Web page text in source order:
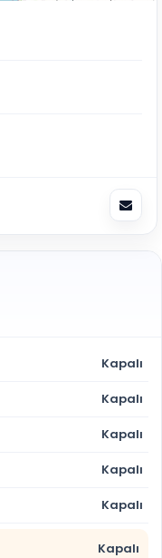
Kapalı
Kapalı
Kapalı
Kapalı
Kapalı
Kapalı